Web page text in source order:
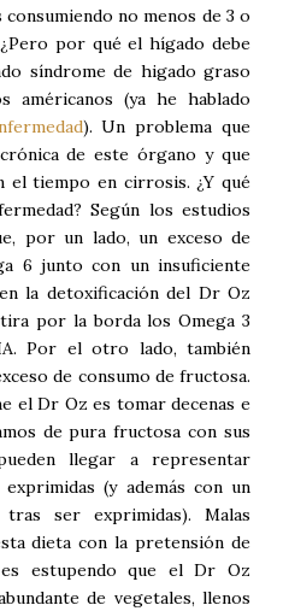
no menos de 3 o
por qué el hígado debe
síndrome de higado graso
(ya he hablado
). Un problema que
de este órgano y que
el tiempo en cirrosis. ¿Y qué
Según los estudios
por un lado, un exceso de
6 junto con un insuficiente
la detoxificación del Dr Oz
por la borda los Omega 3
Por el otro lado, también
de consumo de fructosa.
el Dr Oz es tomar decenas e
de pura fructosa con sus
llegar a representar
(y además con un
ser exprimidas). Malas
dieta con la pretensión de
estupendo que el Dr Oz
de vegetales, llenos